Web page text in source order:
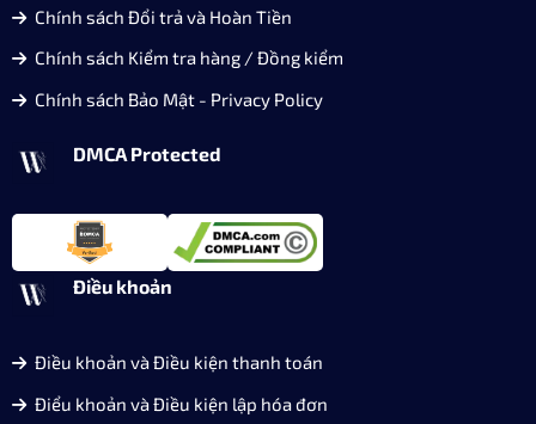
Chính sách Đổi trả và Hoàn Tiền
Chính sách Kiểm tra hàng / Đồng kiểm
Chính sách Bảo Mật - Privacy Policy
DMCA Protected
Điều khoản
Điều khoản và Điều kiện thanh toán
Điểu khoản và Điều kiện lập hóa đơn